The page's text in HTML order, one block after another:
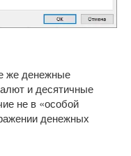
же денежные
и десятичные
не в «особой
денежных